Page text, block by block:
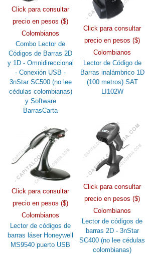
Click para consultar
precio en pesos ($)
Colombianos
Combo Lector de
Códigos de Barras 2D
y 1D - Omnidireccional
- Conexión USB -
3nStar SC500 (no lee
cédulas colombianas)
y Software
BarrasCarta
Click para consultar
precio en pesos ($)
Colombianos
Lector de Código de
Barras inalámbrico 1D
(100 metros) SAT
LI102W
Click para consultar
precio en pesos ($)
Colombianos
Lector de códigos de
barras láser Honeywell
MS9540 puerto USB
Click para consultar
precio en pesos ($)
Colombianos
Lector de códigos de
barras 2D - 3nStar
SC400 (no lee cédulas
colombianas)